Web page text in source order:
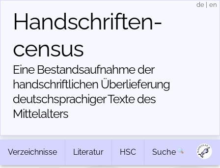
Handschriften­
census
Eine Bestandsaufnahme der
handschriftlichen Über­lieferung
deutschsprachiger Texte des
Mittelalters
de en
Verzeichnisse Literatur HSC Suche